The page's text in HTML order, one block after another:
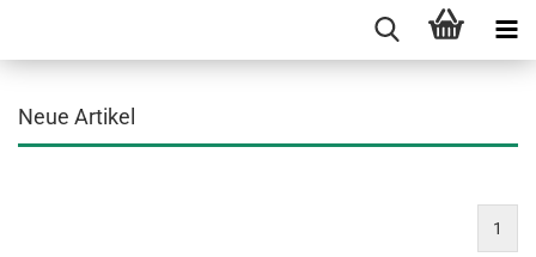
Neue Artikel
1